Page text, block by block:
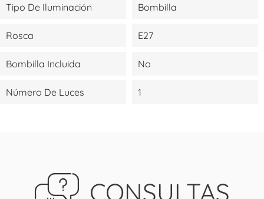
Tipo De Iluminación Bombilla
Rosca E27
Bombilla Incluida No
Número De Luces 1
CONSULTAS